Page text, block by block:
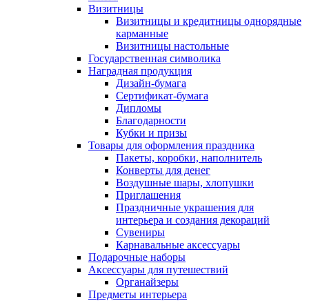
Визитницы
Визитницы и кредитницы однорядные
карманные
Визитницы настольные
Государственная символика
Наградная продукция
Дизайн-бумага
Сертификат-бумага
Дипломы
Благодарности
Кубки и призы
Товары для оформления праздника
Пакеты, коробки, наполнитель
Конверты для денег
Воздушные шары, хлопушки
Приглашения
Праздничные украшения для
интерьера и создания декораций
Сувениры
Карнавальные аксессуары
Подарочные наборы
Аксессуары для путешествий
Органайзеры
Предметы интерьера